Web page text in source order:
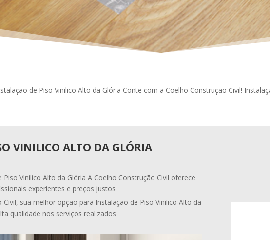
de Piso Vinilico Alto da Glória Conte com a Coelho Construção Civil!
VINILICO ALTO DA GLÓRIA
Piso Vinilico Alto da Glória A Coelho Construção Civil oferece
experientes e preços justos.
sua melhor opção para Instalação de Piso Vinilico Alto da
qualidade nos serviços realizados